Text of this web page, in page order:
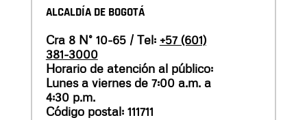
ALCALDÍA DE BOGOTÁ
Cra 8 N° 10-65 / Tel: +57 (601)
381-3000
Horario de atención al público:
Lunes a viernes de 7:00 a.m. a
4:30 p.m.
Código postal: 111711